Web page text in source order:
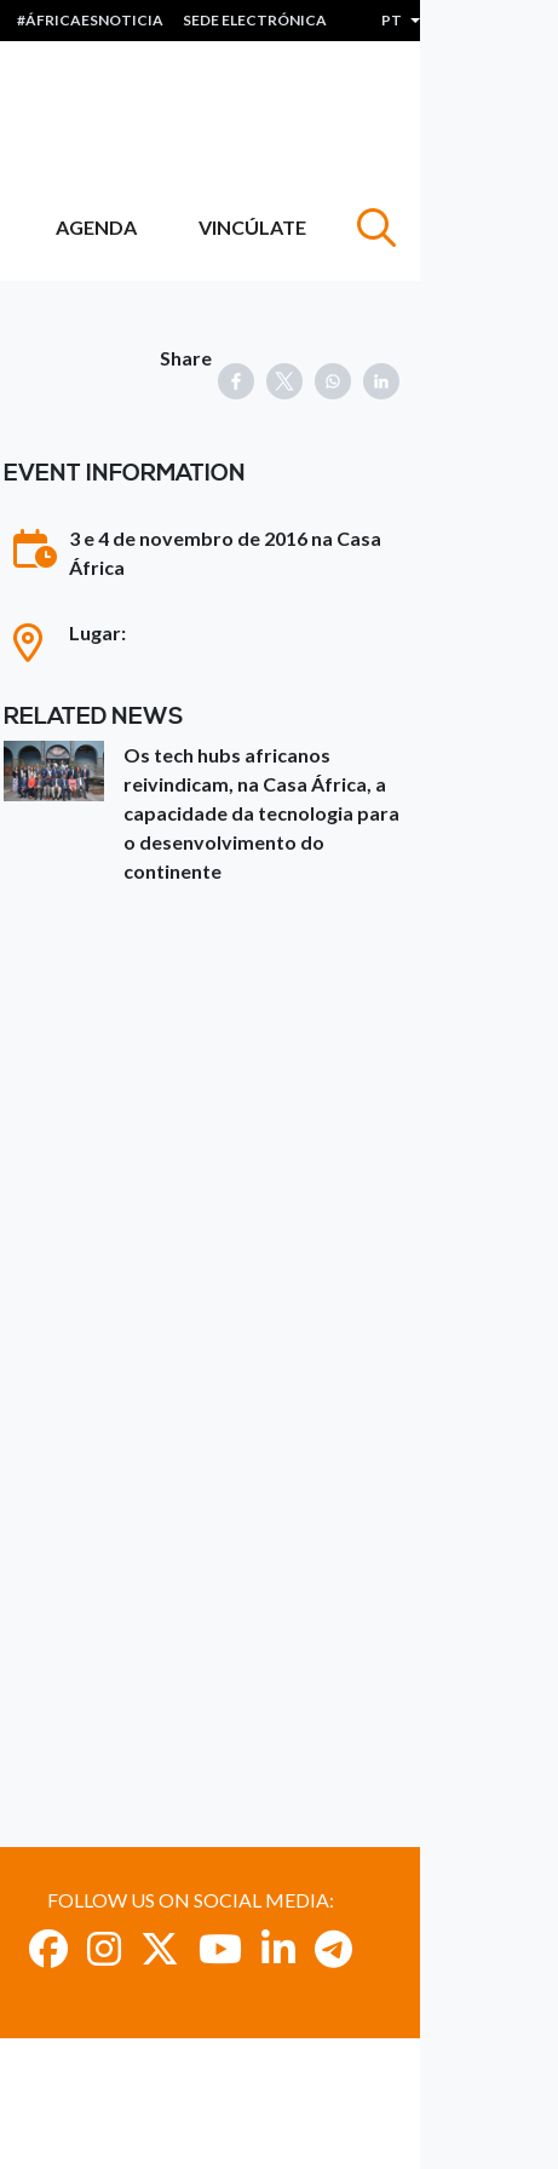
#ÁFRICAESNOTICIA SEDE ELECTRÓNICA PT Lista de ações
AGENDA VINCÚLATE
Share
EVENT INFORMATION
3 e 4 de novembro de 2016 na Casa
África
Lugar:
RELATED NEWS
Os tech hubs africanos
reivindicam, na Casa África, a
capacidade da tecnologia para
o desenvolvimento do
continente
FOLLOW US ON SOCIAL MEDIA: